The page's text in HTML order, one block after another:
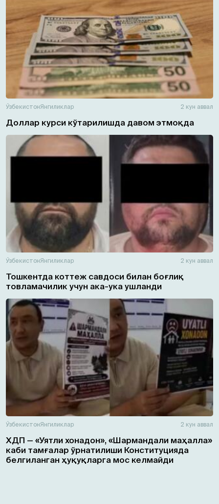
ЎзбекистонЯнгиликлар 2 кун аввал
Доллар курси кўтарилишда давом этмоқда
ЎзбекистонЯнгиликлар 2 кун аввал
Тошкентда коттеж савдоси билан боғлиқ
товламачилик учун ака-ука ушланди
ЎзбекистонЯнгиликлар 2 кун аввал
ХДП — «Уятли хонадон», «Шармандали маҳалла»
каби тамғалар ўрнатилиши Конституцияда
белгиланган ҳуқуқларга мос келмайди